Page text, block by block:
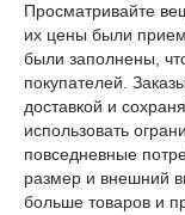
Просматривайте
их цены были
были заполнены,
покупателей.
доставкой и
использовать
повседневные
размер и внешний
больше товаров и